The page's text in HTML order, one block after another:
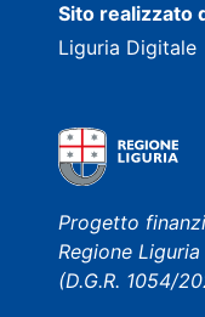
Sito realizzato
Liguria Digitale
Progetto
Regione Liguria
(D.G.R. 1054/